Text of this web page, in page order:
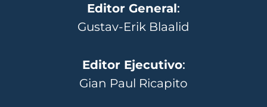
Editor General:
Gustav-Erik Blaalid
Editor Ejecutivo:
Gian Paul Ricapito